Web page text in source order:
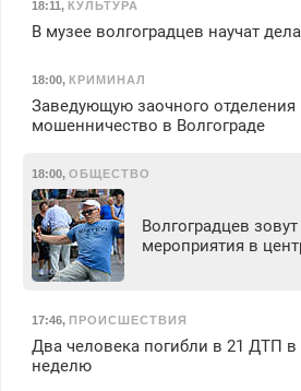
18:11 , КУЛЬТУРА
В музее волгоградцев научат
18:00, КРИМИНАЛ
Заведующую заочного отделения
мошенничество в Волгограде
18:00, ОБЩЕСТВО
Волгоградцев
мероприятия в
17:46, ПРОИСШЕСТВИЯ
Два человека погибли в 21 ДТП в
неделю